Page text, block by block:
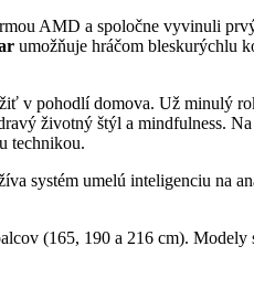
AMD a spoločne vyvinuli
umožňuje hráčom bleskurýchlu
v pohodlí domova. Už minulý
životný štýl a mindfulness.
technikou.
systém umelú inteligenciu na
(165, 190 a 216 cm).